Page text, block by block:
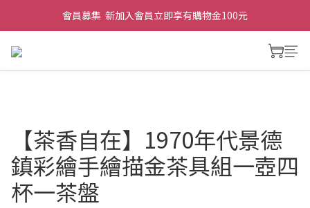
會員募集  新加入會員立即享有購物金100元
【茶香自在】1970年代景德
鎮彩繪手繪描金茶具組一壺四
杯一茶盤